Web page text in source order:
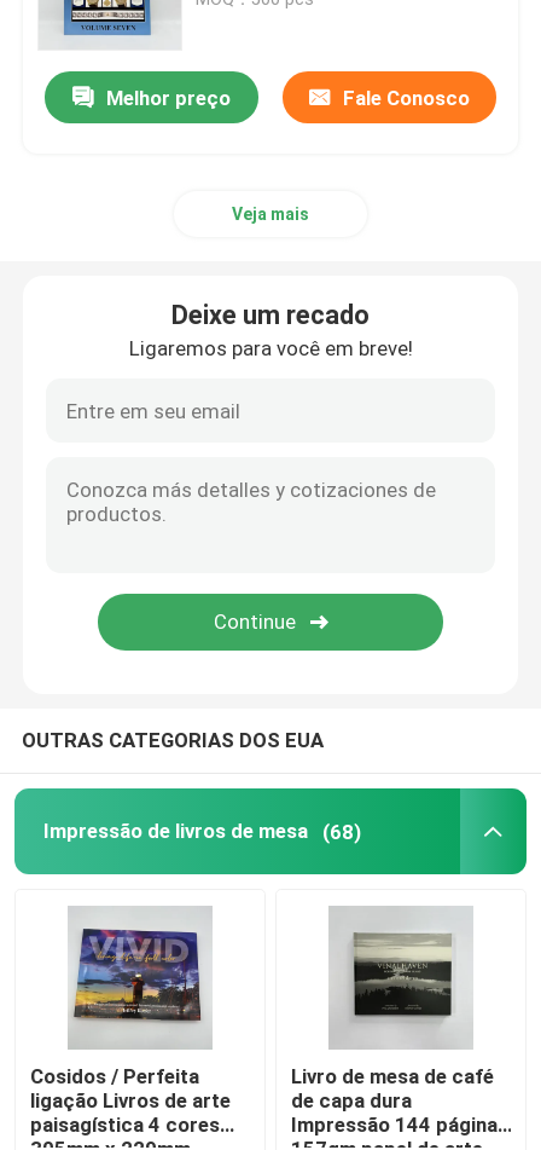
Impressão de periódicos personalizados
Impressão de livros para colorir
Impressão de Bíblias personalizadas
Caixas de embalagem de presentes
Melhor preço Fale Conosco
Veja mais
Deixe um recado
Ligaremos para você em breve!
OUTRAS CATEGORIAS DOS EUA
Impressão de livros de mesa (68)
Cosidos / Perfeita
ligação Livros de arte
paisagística 4 cores
Livro de mesa de café
de capa dura
Impressão 144 páginas